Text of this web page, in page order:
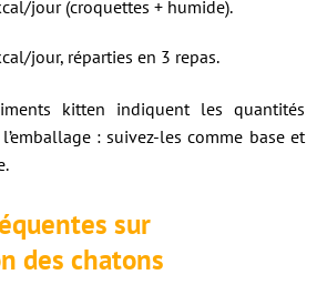
jour (croquettes + humide).
jour, réparties en 3 repas.
kitten indiquent les quantités
: suivez-les comme base et
sur
des chatons